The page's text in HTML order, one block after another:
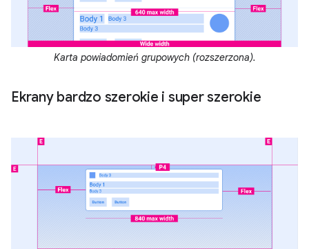
Karta powiadomień grupowych (rozszerzona).
Ekrany bardzo szerokie i super szerokie